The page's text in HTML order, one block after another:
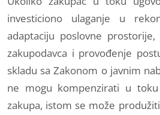
investiciono ulaganje u
adaptaciju poslovne
zakupodavca i provođenje
skladu sa Zakonom o javnim
ne mogu kompenzirati u
zakupa, istom se može